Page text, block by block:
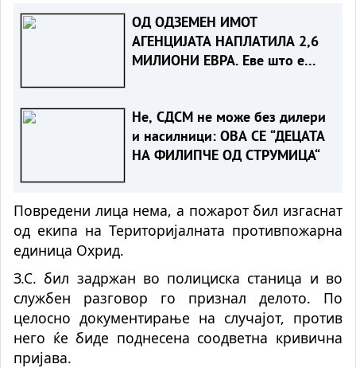
ОД ОДЗЕМЕН ИМОТ
АГЕНЦИЈАТА НАПЛАТИЛА 2,6
МИЛИОНИ ЕВРА. Еве што е
Не, СДСМ не може без дилери
и насилници: ОВА СЕ “ДЕЦАТА
НА ФИЛИПЧЕ ОД СТРУМИЦА“
Повредени лица нема, а пожарот бил изгаснат
од екипа на Територијалната противпожарна
единица Охрид.
З.С. бил задржан во полициска станица и во
службен разговор го признал делото. По
целосно документирање на случајот, против
него ќе биде поднесена соодветна кривична
пријава.